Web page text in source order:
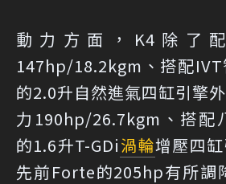
動力方面，K4除了
147hp/18.2kgm、搭配
的2.0升自然進氣四缸引擎
力190hp/26.7kgm、搭配
的1.6升T-GDi渦輪增壓四
先前Forte的205hp有所調